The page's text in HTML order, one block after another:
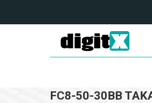
FC8-50-30BB